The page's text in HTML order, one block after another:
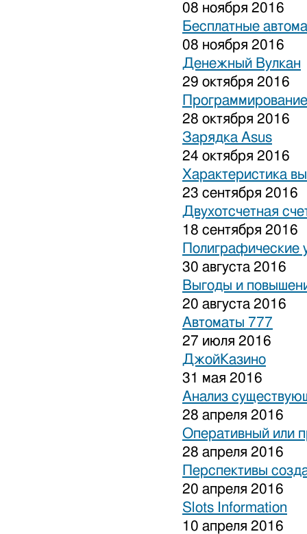
08 ноября 2016
Бесплатные
08 ноября 2016
Денежный Вулкан
29 октября 2016
28 октября 2016
Зарядка Asus
24 октября 2016
Характеристика
23 сентября 2016
Двухотсчетная
18 сентября 2016
Полиграфические
30 августа 2016
Выгоды и
20 августа 2016
Автоматы 777
27 июля 2016
ДжойКазино
31 мая 2016
Анализ
28 апреля 2016
Оперативный или
28 апреля 2016
Перспективы
20 апреля 2016
Slots Information
10 апреля 2016